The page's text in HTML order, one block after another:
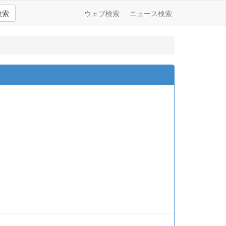
索 ウェブ検索 ニュース検索